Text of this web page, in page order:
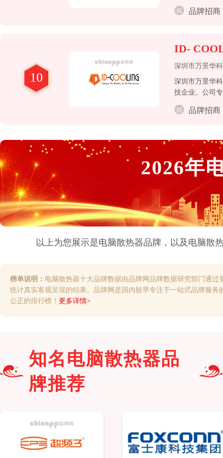
品的创新与优
员专注于创新
品牌招商
10
ID-
深圳市万景华
深圳市万景华
技企业。公司
备独立自主开
品牌招商
2026年
以上为您展示是电脑散热器品牌，以及 电脑散
榜单说明： 电脑散热器十大品牌数据由品牌网品牌数据研究部门通
统计真实客观呈现的结果。品牌网是国内较早专注于一站式品牌服
公正的排行榜！ 更多详情>
知名 电脑散热器品
牌推荐